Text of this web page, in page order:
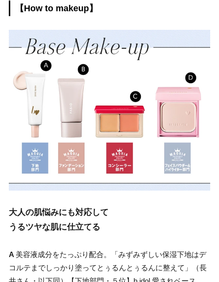
【How to makeup】
大人の肌悩みにも対応して
うるツヤな肌に仕立てる
A 美容液成分をたっぷり配合。「みずみずしい保湿下地はデ
コルテまでしっかり塗ってとぅるんとぅるんに整えて」（長